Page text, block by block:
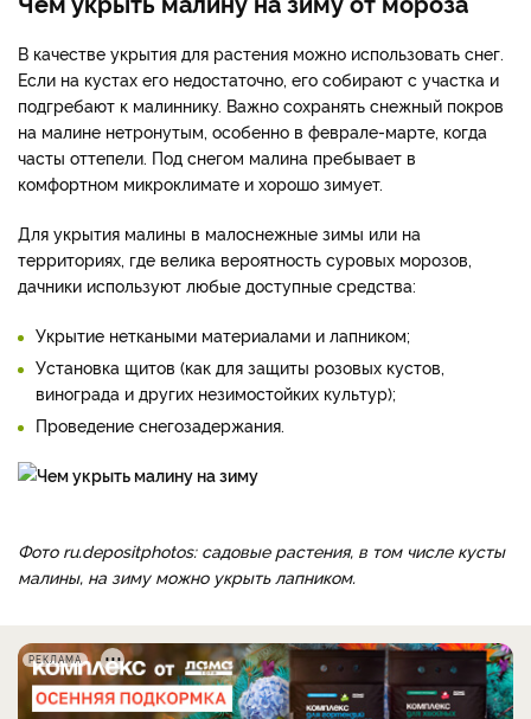
В качестве укрытия для растения можно использовать снег.
Если на кустах его недостаточно, его собирают с участка и
подгребают к малиннику. Важно сохранять снежный покров
на малине нетронутым, особенно в феврале-марте, когда
часты оттепели. Под снегом малина пребывает в
комфортном микроклимате и хорошо зимует.
Для укрытия малины в малоснежные зимы или на
территориях, где велика вероятность суровых морозов,
дачники используют любые доступные средства:
Укрытие неткаными материалами и лапником;
Установка щитов (как для защиты розовых кустов,
винограда и других незимостойких культур);
Проведение снегозадержания.
Фото ru.depositphotos: садовые растения, в том числе кусты
малины, на зиму можно укрыть лапником.
РЕКЛАМА